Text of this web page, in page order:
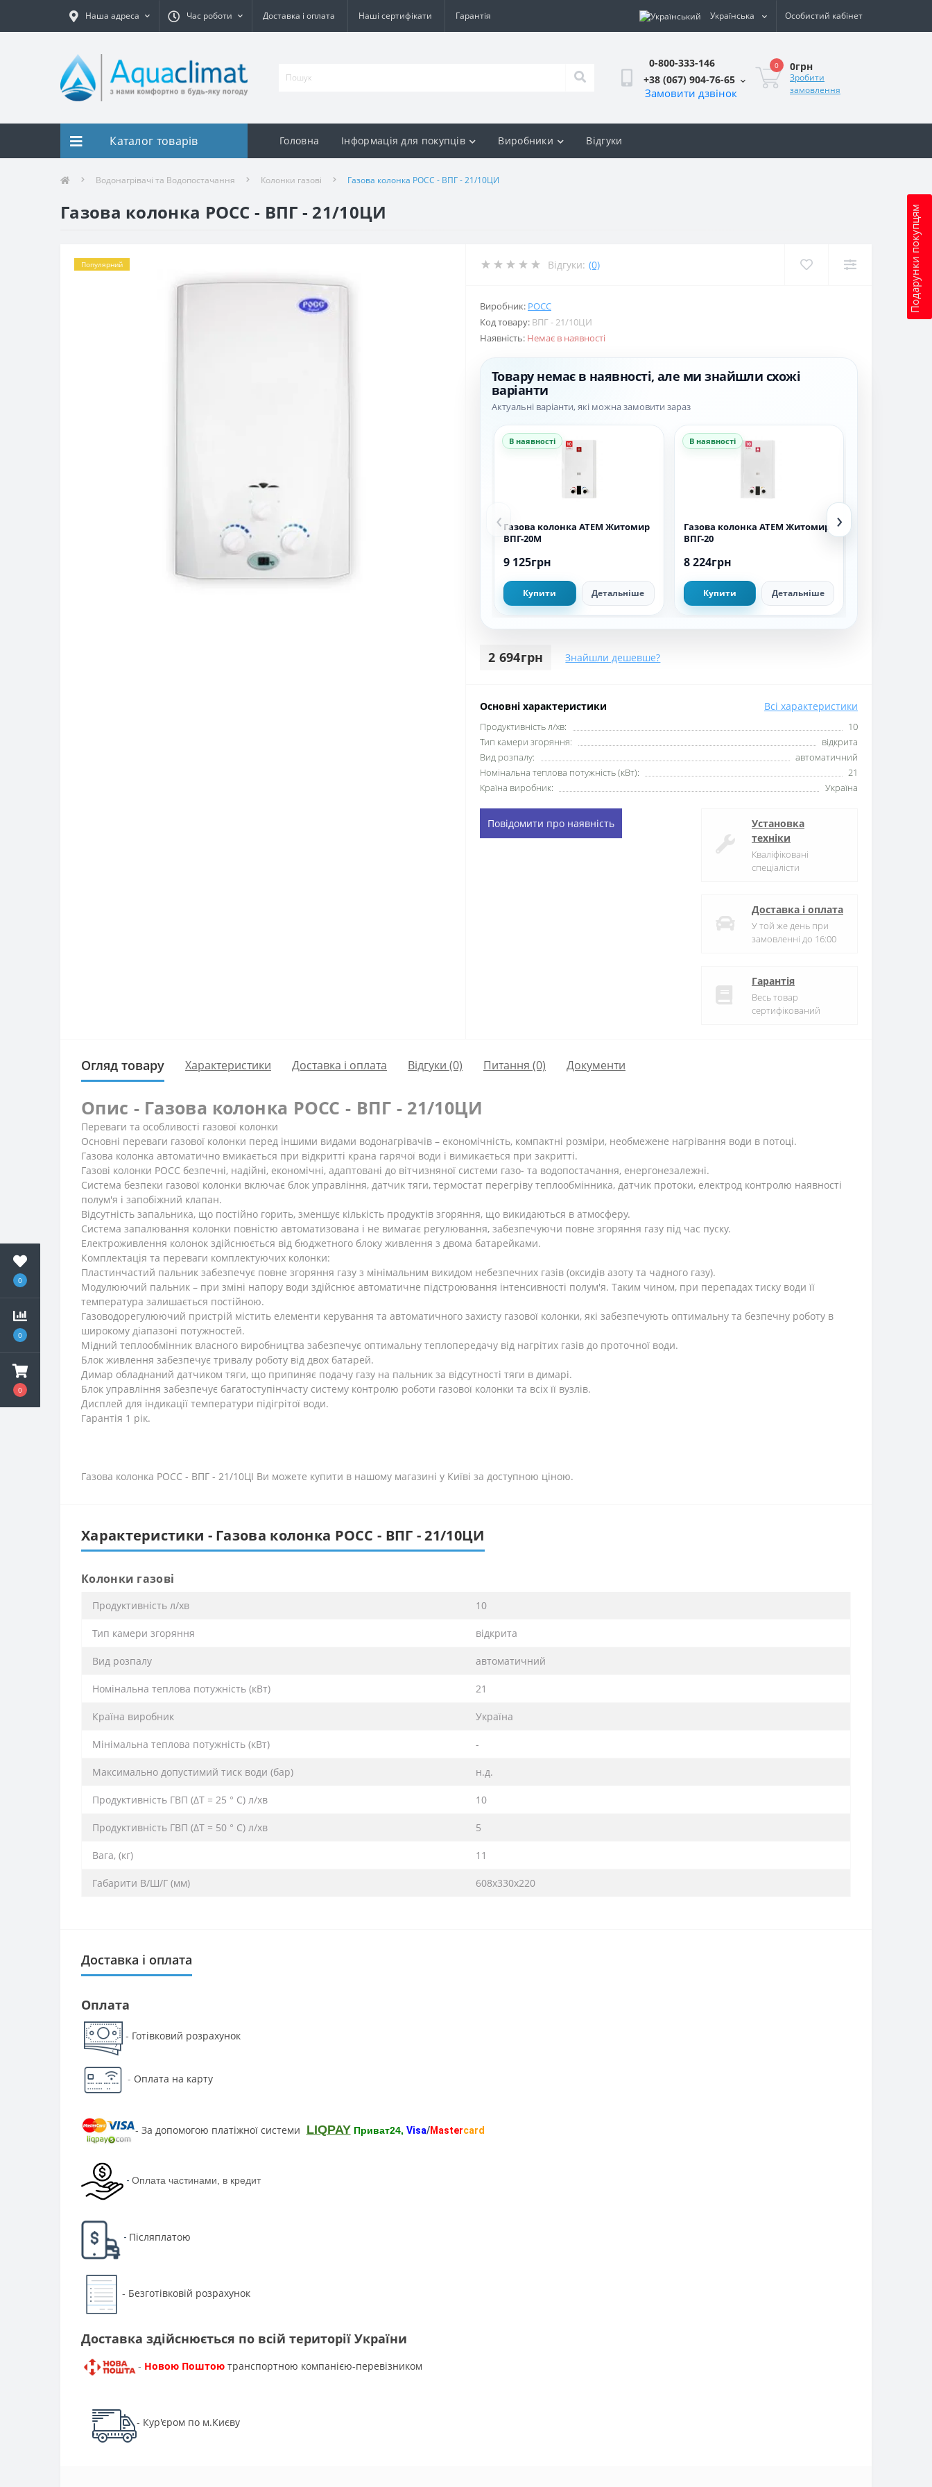
0
0
0
Наша адреса Час роботи Доставка і оплата Наші сертифікати Гарантія Українська Особистий кабінет
0-800-333-146
+38 (067) 904-76-65
Замовити дзвінок
0 0грн
Зробити
замовлення
Подарунки покупцям
Каталог товарів Головна Інформація для покупців Виробники Відгуки
Водонагрівачі та Водопостачання Колонки газові Газова колонка РОСС - ВПГ - 21/10ЦИ
Газова колонка РОСС - ВПГ - 21/10ЦИ
Популярний Відгуки: (0)
Виробник: РОСС
Код товару: ВПГ - 21/10ЦИ
Наявність: Немає в наявності
Товару немає в наявності, але ми знайшли схожі
варіанти
Актуальні варіанти, які можна замовити зараз
‹
В наявності
Газова колонка АТЕМ Житомир
ВПГ-20M
9 125грн
Купити Детальніше
В наявності
Газова колонка АТЕМ Житомир
ВПГ-20
8 224грн
Купити Детальніше
›
2 694грн Знайшли дешевше?
Основні характеристики Всі характеристики
Продуктивність л/хв:
10
Тип камери згоряння:
відкрита
Вид розпалу:
автоматичний
Номінальна теплова потужність (кВт):
21
Країна виробник:
Україна
Повідомити про наявність
Установка
техніки
Кваліфіковані
спеціалісти
Доставка і оплата
У той же день при
замовленні до 16:00
Гарантія
Весь товар
сертифікований
Огляд товару Характеристики Доставка і оплата Відгуки (0) Питання (0) Документи
Опис - Газова колонка РОСС - ВПГ - 21/10ЦИ
Переваги та особливості газової колонки
Основні переваги газової колонки перед іншими видами водонагрівачів – економічність, компактні розміри, необмежене нагрівання води в потоці.
Газова колонка автоматично вмикається при відкритті крана гарячої води і вимикається при закритті.
Газові колонки РОСС безпечні, надійні, економічні, адаптовані до вітчизняної системи газо- та водопостачання, енергонезалежні.
Система безпеки газової колонки включає блок управління, датчик тяги, термостат перегріву теплообмінника, датчик протоки, електрод контролю наявності
полум'я і запобіжний клапан.
Відсутність запальника, що постійно горить, зменшує кількість продуктів згоряння, що викидаються в атмосферу.
Система запалювання колонки повністю автоматизована і не вимагає регулювання, забезпечуючи повне згоряння газу під час пуску.
Електроживлення колонок здійснюється від бюджетного блоку живлення з двома батарейками.
Комплектація та переваги комплектуючих колонки:
Пластинчастий пальник забезпечує повне згоряння газу з мінімальним викидом небезпечних газів (оксидів азоту та чадного газу).
Модулюючий пальник – при зміні напору води здійснює автоматичне підстроювання інтенсивності полум'я. Таким чином, при перепадах тиску води її
температура залишається постійною.
Газоводорегулюючий пристрій містить елементи керування та автоматичного захисту газової колонки, які забезпечують оптимальну та безпечну роботу в
широкому діапазоні потужностей.
Мідний теплообмінник власного виробництва забезпечує оптимальну теплопередачу від нагрітих газів до проточної води.
Блок живлення забезпечує тривалу роботу від двох батарей.
Димар обладнаний датчиком тяги, що припиняє подачу газу на пальник за відсутності тяги в димарі.
Блок управління забезпечує багатоступінчасту систему контролю роботи газової колонки та всіх її вузлів.
Дисплей для індикації температури підігрітої води.
Гарантія 1 рік.
Газова колонка РОСС - ВПГ - 21/10ЦІ Ви можете купити в нашому магазині у Київі за доступною ціною.
Характеристики - Газова колонка РОСС - ВПГ - 21/10ЦИ
Колонки газові
Продуктивність л/хв 10
Тип камери згоряння відкрита
Вид розпалу автоматичний
Номінальна теплова потужність (кВт) 21
Країна виробник Україна
Мінімальна теплова потужність (кВт) -
Максимально допустимий тиск води (бар) н.д.
Продуктивність ГВП (ΔT = 25 ° C) л/хв 10
Продуктивність ГВП (ΔT = 50 ° C) л/хв 5
Вага, (кг) 11
Габарити В/Ш/Г (мм) 608х330х220
Доставка і оплата
Оплата
- Готівковий розрахунок
- Оплата на карту
- За допомогою платіжної системи LIQPAY Приват24, Visa/Mastercard
- Оплата частинами, в кредит
- Післяплатою
- Безготівковій розрахунок
Доставка здійснюється по всій території України
- Новою Поштою транспортною компанією-перевізником
- Кур'єром по м.Києву